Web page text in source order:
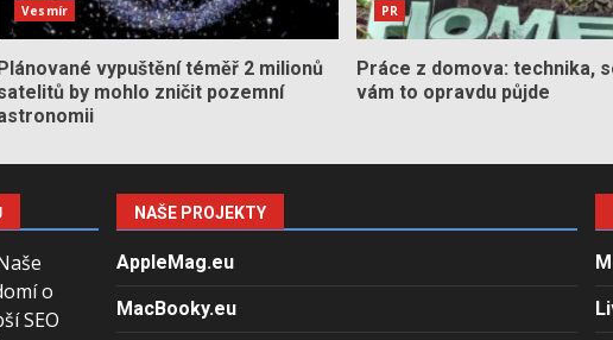
Vesmír
vypuštění téměř 2 milionů
by mohlo zničit pozemní
PR
Práce z domova: technika,
vám to opravdu půjde
o
SEO
NAŠE PROJEKTY
AppleMag.eu
MacBooky.eu